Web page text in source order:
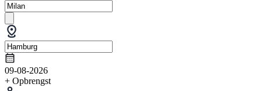
09-08-2026
+ Opbrengst